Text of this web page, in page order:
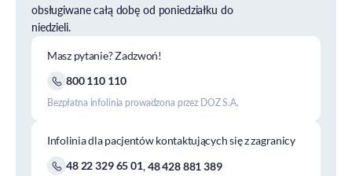
obsługiwane całą dobę od poniedziałku do
niedzieli.
Masz pytanie? Zadzwoń!
800 110 110
Bezpłatna infolinia prowadzona przez DOZ S.A.
Infolinia dla pacjentów kontaktujących się z zagranicy
48 22 329 65 01,48 428 881 389